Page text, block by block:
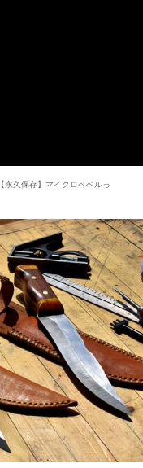
【永久保存】マイクロベベルっ